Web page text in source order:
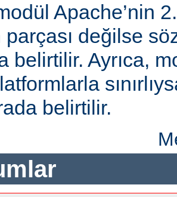
Apache’nin 2.
parçası değilse
belirtilir. Ayrıca,
belirtilir.